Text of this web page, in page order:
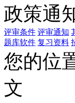
政策通
评审条件 评审通知
题库软件 复习资料
您的位
文